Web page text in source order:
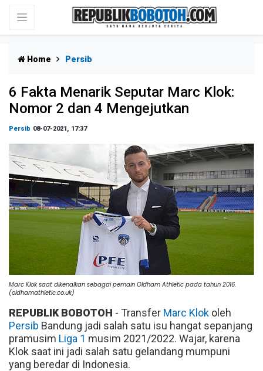
Home Persib
6 Fakta Menarik Seputar Marc Klok:
Nomor 2 dan 4 Mengejutkan
Persib 08-07-2021, 17:37
Marc Klok saat dikenalkan sebagai pemain Oldham Athletic pada tahun 2016.
(oldhamathletic.co.uk)
REPUBLIK BOBOTOH - Transfer Marc Klok oleh
Persib Bandung jadi salah satu isu hangat sepanjang
pramusim Liga 1 musim 2021/2022. Wajar, karena
Klok saat ini jadi salah satu gelandang mumpuni
yang beredar di Indonesia.